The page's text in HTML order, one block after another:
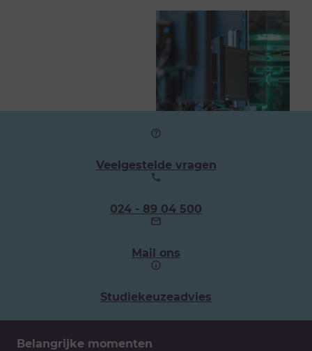
Veelgestelde vragen
Ons
telefoonnummer:
024 - 89 04 500
Mail ons
Studiekeuzeadvies
Belangrijke momenten